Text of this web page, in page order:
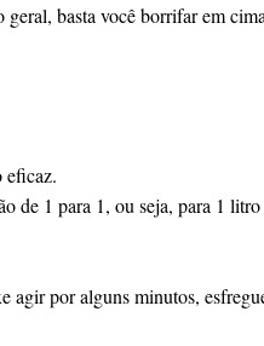
basta você borrifar em
eficaz.
de 1 para 1, ou seja, para 1
agir por alguns minutos,